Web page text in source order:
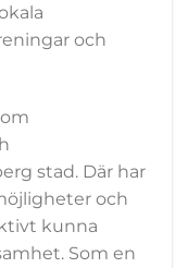
och
stad. Där har
och
kunna
Som en